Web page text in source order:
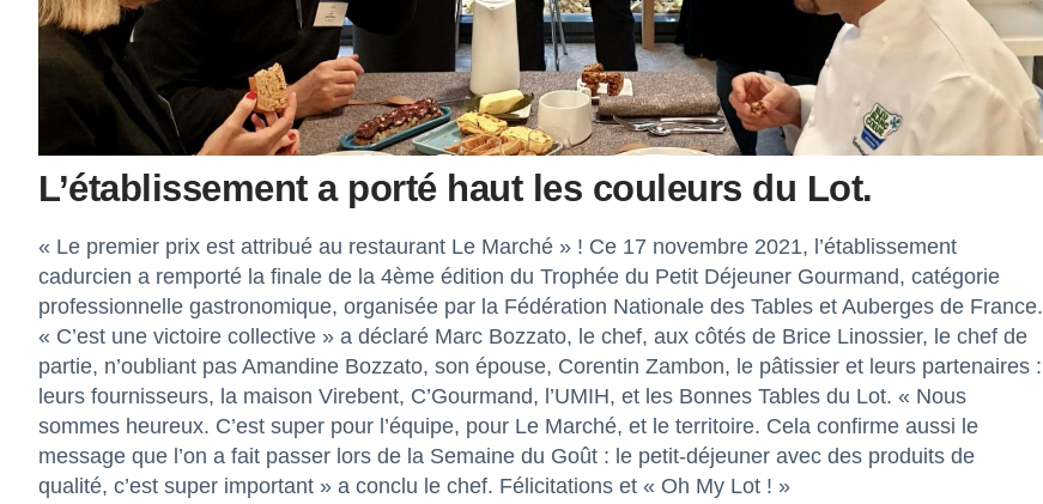
L’établissement a porté haut les couleurs du Lot.
« Le premier prix est attribué au restaurant Le Marché » ! Ce 17 novembre 2021, l’établissement
cadurcien a remporté la finale de la 4ème édition du Trophée du Petit Déjeuner Gourmand, catégorie
professionnelle gastronomique, organisée par la Fédération Nationale des Tables et Auberges de France.
« C’est une victoire collective » a déclaré Marc Bozzato, le chef, aux côtés de Brice Linossier, le chef de
partie, n’oubliant pas Amandine Bozzato, son épouse, Corentin Zambon, le pâtissier et leurs partenaires :
leurs fournisseurs, la maison Virebent, C’Gourmand, l’UMIH, et les Bonnes Tables du Lot. « Nous
sommes heureux. C’est super pour l’équipe, pour Le Marché, et le territoire. Cela confirme aussi le
message que l’on a fait passer lors de la Semaine du Goût : le petit-déjeuner avec des produits de
qualité, c’est super important » a conclu le chef. Félicitations et « Oh My Lot ! »